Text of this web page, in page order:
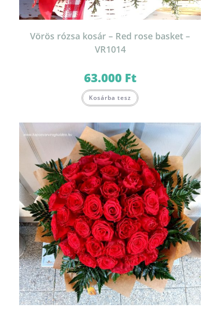
Vörös rózsa kosár – Red rose basket –
VR1014
63.000 Ft
Kosárba tesz